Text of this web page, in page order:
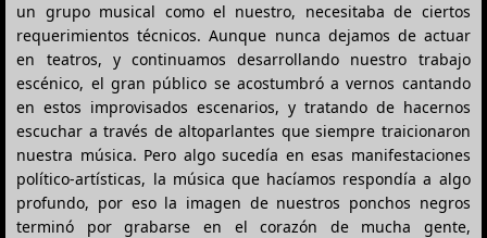
un grupo musical como el nuestro, necesitaba de ciertos
requerimientos técnicos. Aunque nunca dejamos de actuar
en teatros, y continuamos desarrollando nuestro trabajo
escénico, el gran público se acostumbró a vernos cantando
en estos improvisados escenarios, y tratando de hacernos
escuchar a través de altoparlantes que siempre traicionaron
nuestra música. Pero algo sucedía en esas manifestaciones
político-artísticas, la música que hacíamos respondía a algo
profundo, por eso la imagen de nuestros ponchos negros
terminó por grabarse en el corazón de mucha gente,